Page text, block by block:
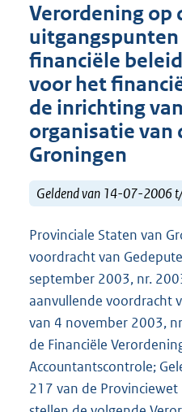
Verordening op
financiële
voor het
de inrichting
organisatie van
Groningen
Geldend van 14-07-2006
Provinciale Staten van
voordracht van
september 2003, nr.
aanvullende voordracht
van 4 november 2003,
de Financiële
Accountantscontrole;
217 van de Provinciewet